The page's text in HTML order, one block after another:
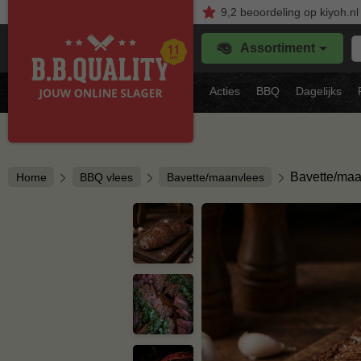
9,2 beoordelingop kiyoh.nl
Assortiment
Acties BBQ Dagelijks
Home BBQ vlees Bavette/maanvlees Bavette/